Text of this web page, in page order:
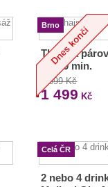
Brno
Thajská
45–90 min.
1 699 Kč
1 499 Kč
Celá ČR
2 nebo 4